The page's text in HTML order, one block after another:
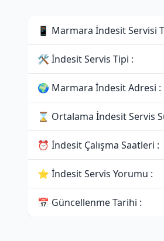
📱 Marmara İndesit Servisi
🛠 İndesit Servis Tipi :
🌍 Marmara İndesit Adresi :
⌛ Ortalama İndesit Servis
⏰ İndesit Çalışma Saatleri :
⭐ İndesit Servis Yorumu :
📅 Güncellenme Tarihi :